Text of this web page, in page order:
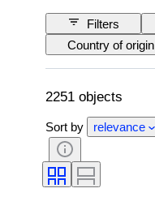
Filters
Country of origin
商品表記サイズ
2251 objects
Sort by relevance